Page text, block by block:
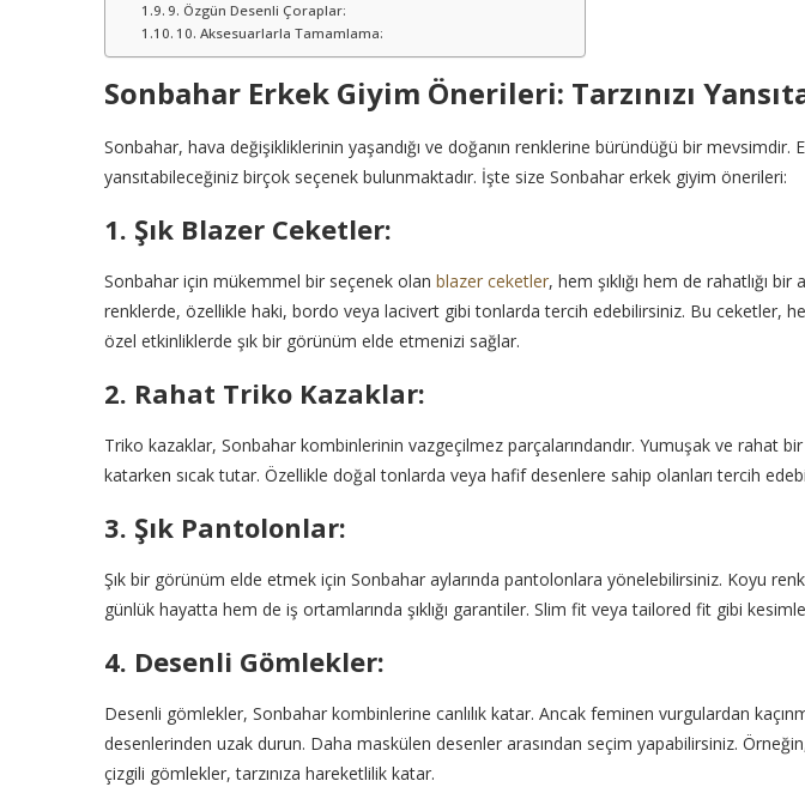
9. Özgün Desenli Çoraplar:
10. Aksesuarlarla Tamamlama:
Sonbahar Erkek Giyim Önerileri: Tarzınızı
Sonbahar, hava değişikliklerinin yaşandığı ve doğanın renklerine büründüğü bir mevsimdir.
yansıtabileceğiniz birçok seçenek bulunmaktadır. İşte size Sonbahar erkek giyim önerileri:
1. Şık Blazer Ceketler:
Sonbahar için mükemmel bir seçenek olan blazer ceketler, hem şıklığı hem de rahatlığı
renklerde, özellikle haki, bordo veya lacivert gibi tonlarda tercih edebilirsiniz. Bu ceketler,
özel etkinliklerde şık bir görünüm elde etmenizi sağlar.
2. Rahat Triko Kazaklar:
Triko kazaklar, Sonbahar kombinlerinin vazgeçilmez parçalarındandır. Yumuşak ve rahat
katarken sıcak tutar. Özellikle doğal tonlarda veya hafif desenlere sahip olanları tercih
3. Şık Pantolonlar:
Şık bir görünüm elde etmek için Sonbahar aylarında pantolonlara yönelebilirsiniz. Koyu
günlük hayatta hem de iş ortamlarında şıklığı garantiler. Slim fit veya tailored fit gibi
4. Desenli Gömlekler:
Desenli gömlekler, Sonbahar kombinlerine canlılık katar. Ancak feminen vurgulardan
desenlerinden uzak durun. Daha maskülen desenler arasından seçim yapabilirsiniz.
çizgili gömlekler, tarzınıza hareketlilik katar.